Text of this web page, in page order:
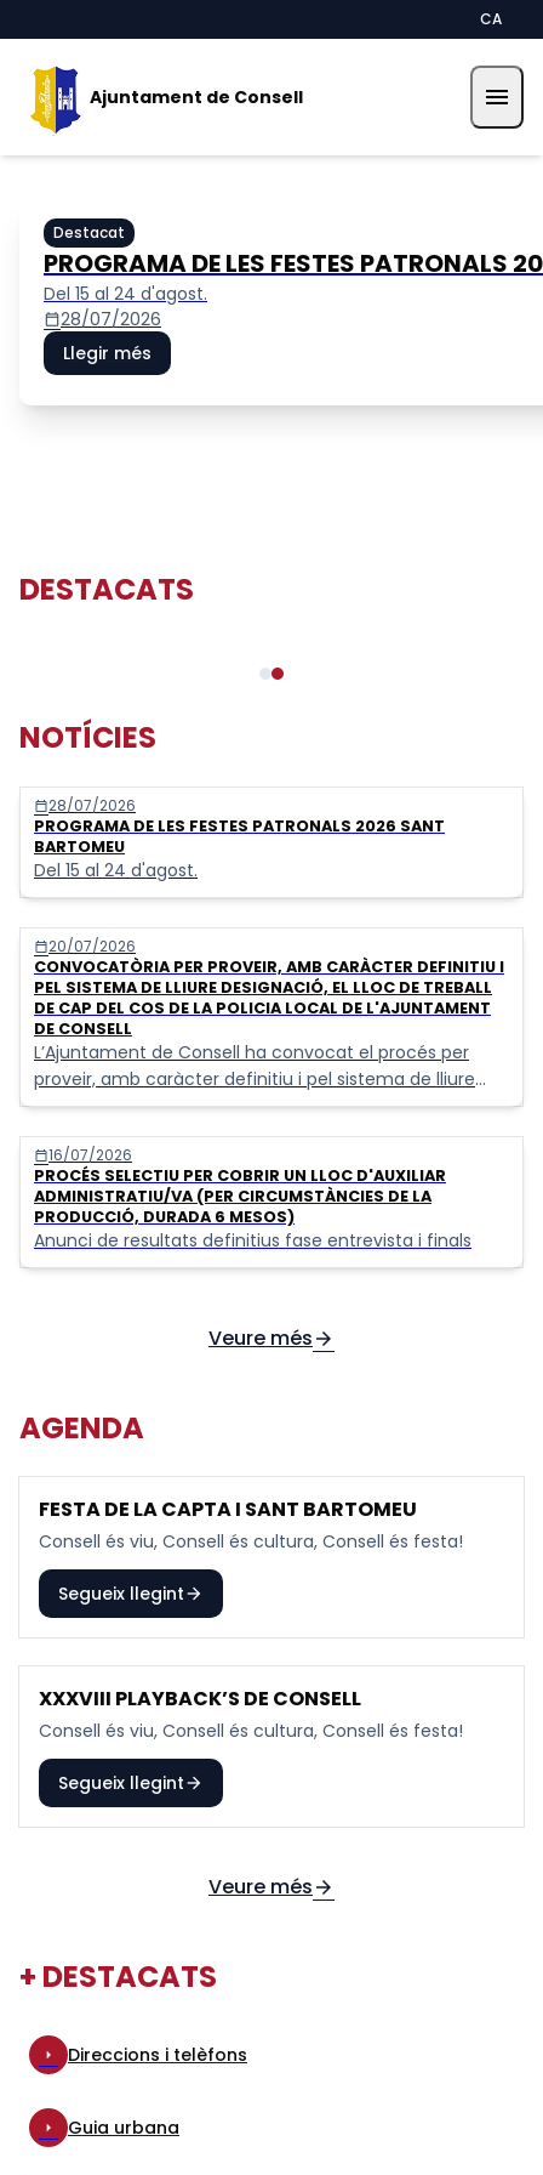
CA
Ajuntament de Consell menu
Destacat
PROGRAMA DE LES FESTES PATRONALS
Del 15 al 24 d'agost.
calendar_today28/07/2026
Llegir més
DESTACATS
NOTÍCIES
calendar_today28/07/2026
PROGRAMA DE LES FESTES PATRONALS 2026 SANT
BARTOMEU
Del 15 al 24 d'agost.
calendar_today20/07/2026
CONVOCATÒRIA PER PROVEIR, AMB CARÀCTER DEFINITIU I
PEL SISTEMA DE LLIURE DESIGNACIÓ, EL LLOC DE TREBALL
DE CAP DEL COS DE LA POLICIA LOCAL DE L'AJUNTAMENT
DE CONSELL
L’Ajuntament de Consell ha convocat el procés per
proveir, amb caràcter definitiu i pel sistema de lliure
designació, el lloc de treball de cap del cos de la policia
local.
calendar_today16/07/2026
PROCÉS SELECTIU PER COBRIR UN LLOC D'AUXILIAR
ADMINISTRATIU/VA (PER CIRCUMSTÀNCIES DE LA
PRODUCCIÓ, DURADA 6 MESOS)
Anunci de resultats definitius fase entrevista i finals
Veure mésarrow_forward
AGENDA
15
AGO
FESTA DE LA CAPTA I SANT BARTOMEU
Consell és viu, Consell és cultura, Consell és festa!
Segueix llegintarrow_forward
20
AGO
XXXVIII PLAYBACK’S DE CONSELL
Consell és viu, Consell és cultura, Consell és festa!
Segueix llegintarrow_forward
Veure mésarrow_forward
+ DESTACATS
arrow_right Direccions i telèfons
arrow_right Guia urbana